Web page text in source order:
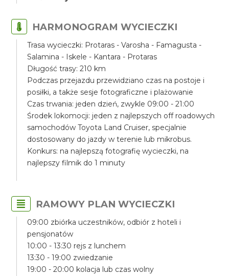
HARMONOGRAM WYCIECZKI
Trasa wycieczki: Protaras - Varosha - Famagusta -
Salamina - Iskele - Kantara - Protaras
Długość trasy: 210 km
Podczas przejazdu przewidziano czas na postoje i
posiłki, a także sesje fotograficzne i plażowanie
Czas trwania: jeden dzień, zwykle 09:00 - 21:00
Środek lokomocji: jeden z najlepszych off roadowych
samochodów Toyota Land Cruiser, specjalnie
dostosowany do jazdy w terenie lub mikrobus.
Konkurs: na najlepszą fotografię wycieczki, na
najlepszy filmik do 1 minuty
RAMOWY PLAN WYCIECZKI
09:00 zbiórka uczestników, odbiór z hoteli i
pensjonatów
10:00 - 13:30 rejs z lunchem
13:30 - 19:00 zwiedzanie
19:00 - 20:00 kolacja lub czas wolny